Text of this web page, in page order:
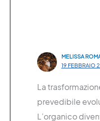
MELISSA
19 FEBBRAIO
La
prevedibile
L’organico